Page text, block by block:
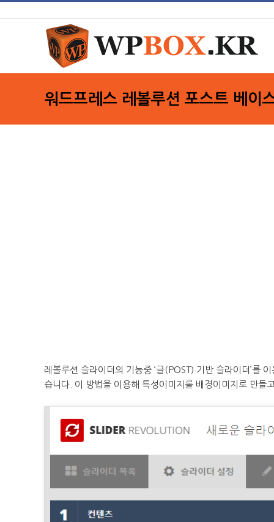
to
워드프레스 레볼루션 포스트 베이
레볼루션 슬라이더의 기능중 ‘글(POST) 기반 슬라이더’를
습니다. 이 방법을 이용해 특성이미지를 배경이미지로 만들